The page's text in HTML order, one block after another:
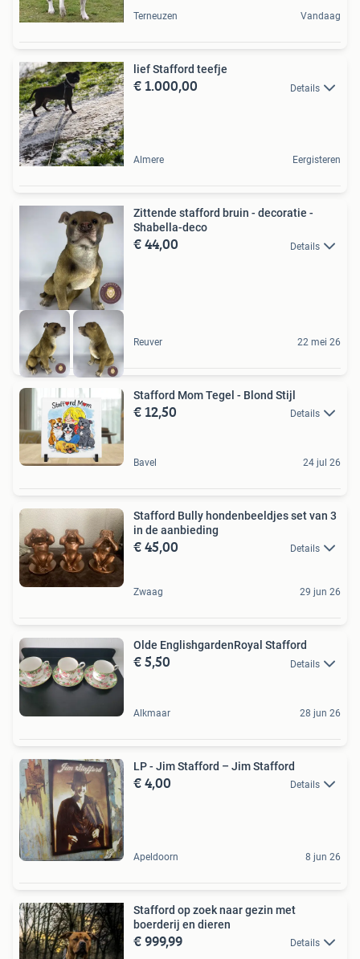
Terneuzen Vandaag
lief Stafford teefje
€ 1.000,00 Details
Almere Eergisteren
Zittende stafford bruin - decoratie -
Shabella-deco
€ 44,00 Details
Reuver 22 mei 26
Stafford Mom Tegel - Blond Stijl
€ 12,50 Details
Bavel 24 jul 26
Stafford Bully hondenbeeldjes set van 3
in de aanbieding
€ 45,00 Details
Zwaag 29 jun 26
Olde EnglishgardenRoyal Stafford
€ 5,50 Details
Alkmaar 28 jun 26
LP - Jim Stafford ‎– Jim Stafford
€ 4,00 Details
Apeldoorn 8 jun 26
Stafford op zoek naar gezin met
boerderij en dieren
€ 999,99 Details